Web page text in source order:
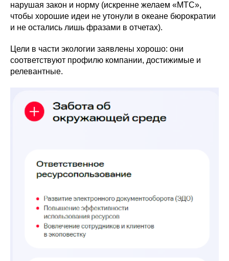
нарушая закон и норму (искренне желаем «МТС»,
чтобы хорошие идеи не утонули в океане бюрократии
и не остались лишь фразами в отчетах).
Цели в части экологии заявлены хорошо: они
соответствуют профилю компании, достижимые и
релевантные.